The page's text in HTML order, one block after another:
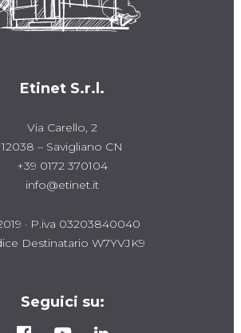
Etinet S.r.l.
Via Carello, 2
12038 – Savigliano CN
+39 0172 370104
info@etinet.it
· P.iva 03203840040
Destinatario W7YVJK9
Seguici su: